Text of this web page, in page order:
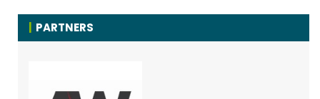
PARTNERS